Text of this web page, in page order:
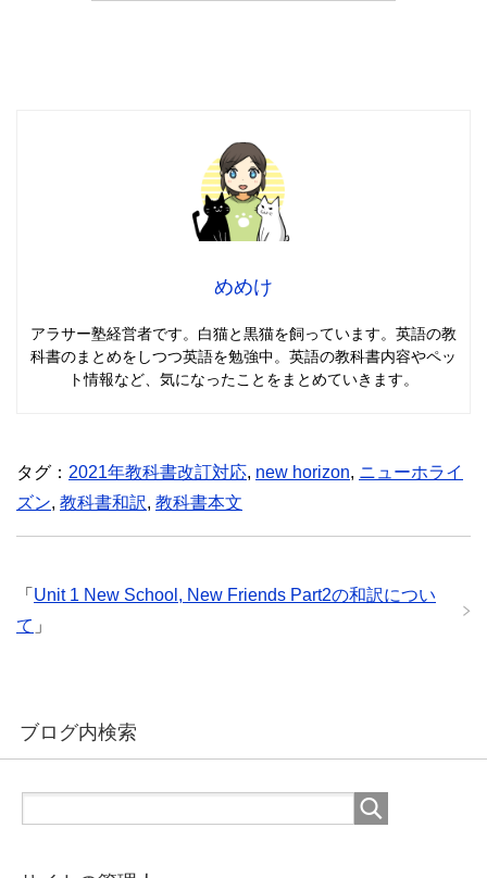
めめけ
アラサー塾経営者です。白猫と黒猫を飼っています。英語の教
科書のまとめをしつつ英語を勉強中。英語の教科書内容やペッ
ト情報など、気になったことをまとめていきます。
タグ： 2021年教科書改訂対応, new horizon, ニューホライ
ズン, 教科書和訳, 教科書本文
「 Unit 1 New School, New Friends Part2の和訳につい
て 」
ブログ内検索